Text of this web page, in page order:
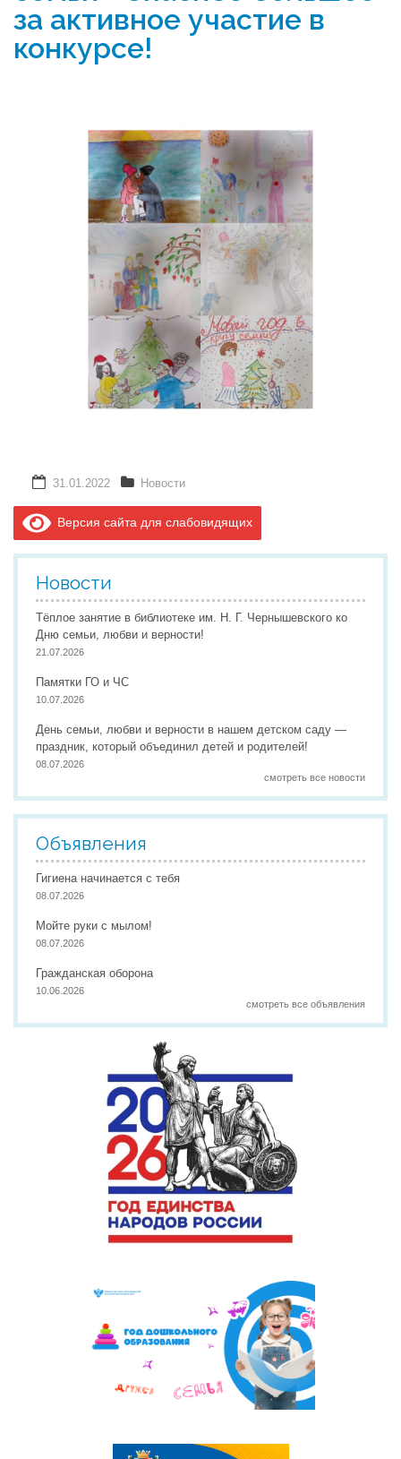
Реализация соц заказа
за активное участие в
конкурсе!
31.01.2022 Новости
Версия сайта для слабовидящих
Новости
Тёплое занятие в библиотеке им. Н. Г. Чернышевского ко
Дню семьи, любви и верности!
21.07.2026
Памятки ГО и ЧС
10.07.2026
День семьи, любви и верности в нашем детском саду —
праздник, который объединил детей и родителей!
08.07.2026
смотреть все новости
Объявления
Гигиена начинается с тебя
08.07.2026
Мойте руки с мылом!
08.07.2026
Гражданская оборона
10.06.2026
смотреть все объявления